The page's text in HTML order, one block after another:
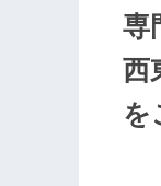
専
西
を